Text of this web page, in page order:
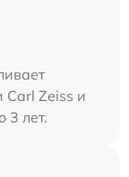
Carl Zeiss и
3 лет.